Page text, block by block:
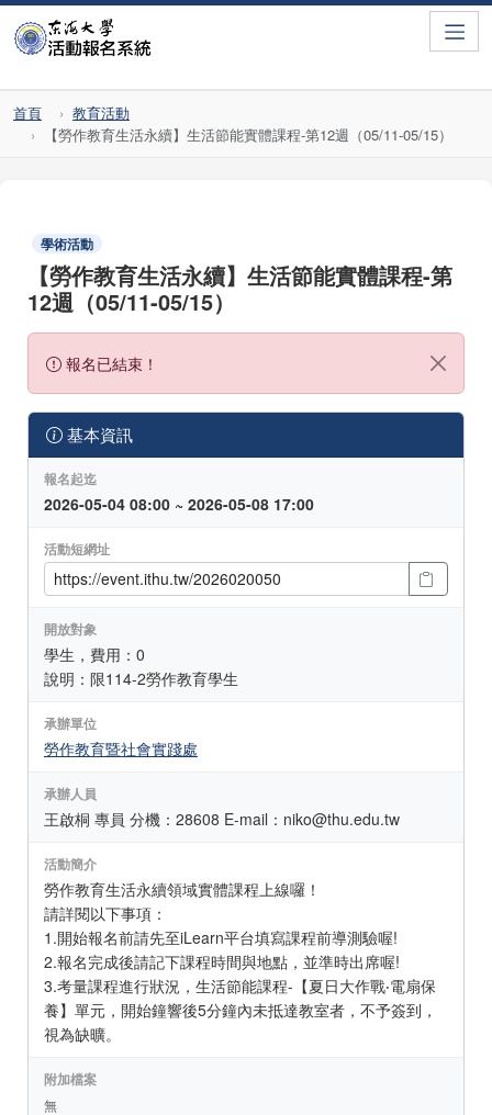
首頁
教育活動
【勞作教育生活永續】生活節能實體課程-第12週（05/11-05/15）
學術活動
【勞作教育生活永續】生活節能實體課程-第
12週（05/11-05/15）
報名已結束！
基本資訊
報名起迄
2026-05-04 08:00 ~ 2026-05-08 17:00
活動短網址
開放對象
學生，費用：0
說明：限114-2勞作教育學生
承辦單位
勞作教育暨社會實踐處
承辦人員
王啟桐 專員 分機：28608 E-mail：niko@thu.edu.tw
活動簡介
勞作教育生活永續領域實體課程上線囉！
請詳閱以下事項：
1.開始報名前請先至iLearn平台填寫課程前導測驗喔!
2.報名完成後請記下課程時間與地點，並準時出席喔!
3.考量課程進行狀況，生活節能課程-【夏日大作戰‧電扇保
養】單元，開始鐘響後5分鐘內未抵達教室者，不予簽到，
視為缺曠。
附加檔案
無